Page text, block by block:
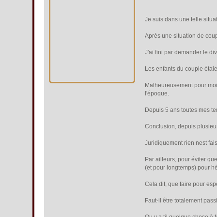
Je suis dans une telle
Après une situation de
J'ai fini par demander le
Les enfants du couple
Malheureusement pour
l'époque.
Depuis 5 ans toutes mes
Conclusion, depuis
Juridiquement rien nest
Par ailleurs, pour éviter
(et pour longtemps) pour
Cela dit, que faire pour
Faut-il être totalement